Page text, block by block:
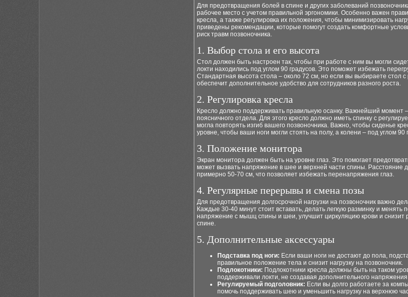
Для предотвращения болей в спине и других заболеваний
рабочее место с учетом правильной эргономики. Особенно важен
кресла, а также регулировка их положения, чтобы минимизировать
приведены рекомендации, которые помогут создать комфортные
риск травм позвоночника.
1. Выбор стола и его высота
Стол должен быть настроен так, чтобы при работе с ним вы могли
локти находились под углом 90 градусов. Это поможет избежать
Стандартная высота стола – около 72 см, но если вы выбираете стол с
обеспечит дополнительное удобство для сотрудников разного роста.
2. Регулировка кресла
Кресло должно поддерживать правильную осанку. Важнейший момент
поясничного отдела. Для этого кресло должно иметь спинку с
могла повторять изгиб вашего позвоночника. Важно, чтобы сиденье
уровне, чтобы ваши ноги могли стоять на полу, а колени – под углом 90
3. Положение монитора
Экран монитора должен быть на уровне глаз. Это помогает
может вызвать напряжение в шее и верхней части спины. Расстояние
примерно 50-70 см, что позволяет избежать перенапряжения глаз.
4. Регулярные перерывы и смена позы
Для предотвращения долгосрочной нагрузки на позвоночник важно
Каждые 30-40 минут стоит вставать, делать легкую разминку и менять
напряжение с мышц спины и шеи, улучшит циркуляцию крови и снизит
спине.
5. Дополнительные аксессуары
Подставка под ноги: Если ваши ноги не достают до пола,
правильное положение тела и снизит нагрузку на позвоночник.
Подлокотники: Подлокотники кресла должны быть на таком
поддерживали локти, не создавая дополнительного
Регулируемый подголовник: Если вы долго работаете за
помочь поддерживать шею и уменьшить нагрузку на верхнюю